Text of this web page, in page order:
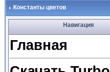
Константы цветов
Навигация
Главная